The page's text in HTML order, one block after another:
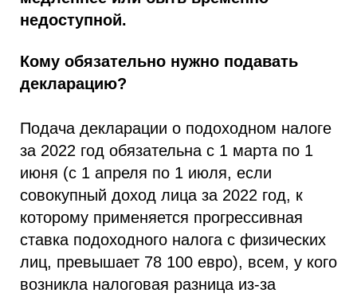
недоступной.
Кому обязательно нужно подавать
декларацию?
Подача декларации о подоходном налоге
за 2022 год обязательна с 1 марта по 1
июня (с 1 апреля по 1 июля, если
совокупный доход лица за 2022 год, к
которому применяется прогрессивная
ставка подоходного налога с физических
лиц, превышает 78 100 евро), всем, у кого
возникла налоговая разница из-за